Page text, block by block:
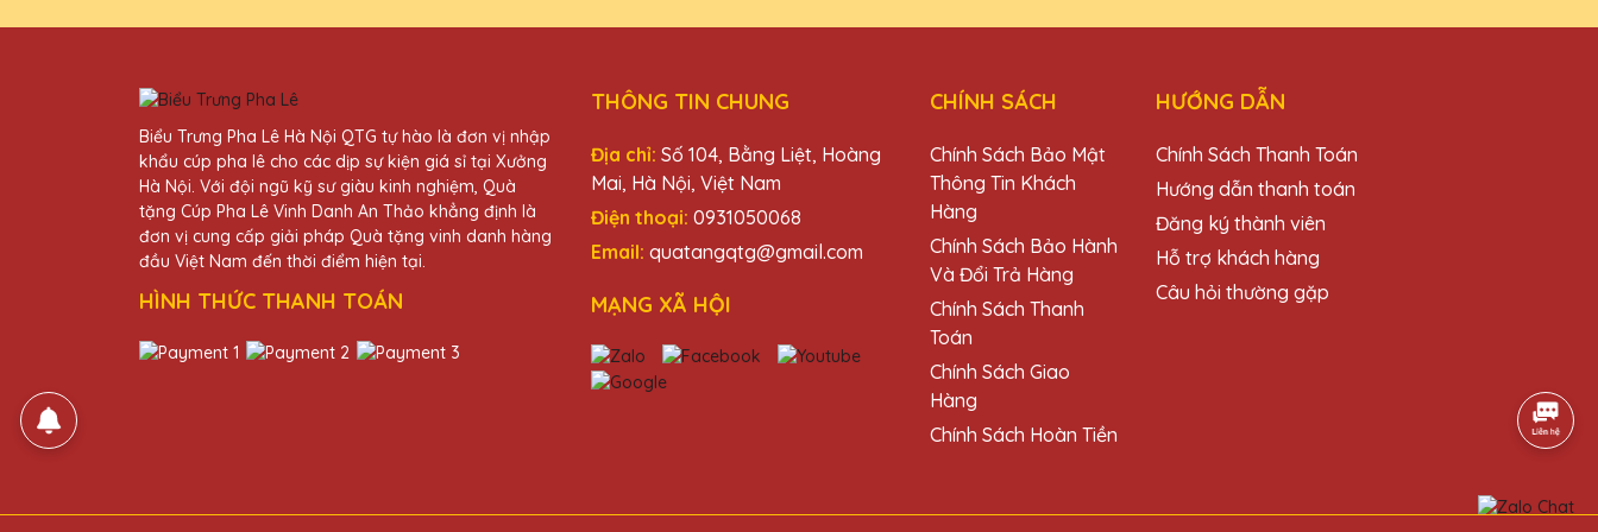
Kỷ niệm chương pha lê tại Quà Tặng Pha Lê QTG thực sự đẳng cấp. Rất tự hào khi trao tặng cho đối tác.
Nguyễn Thị Lan
27/11/2025
Chất lượng pha lê tại Quà Tặng Pha Lê QTG rất tốt, thiết kế đẹp và độc đáo. Rất hài lòng với sản phẩm.
Biểu Trưng Pha Lê Hà Nội QTG tự hào là đơn vị nhập
khẩu cúp pha lê cho các dịp sự kiện giá sỉ tại Xưởng
Hà Nội. Với đội ngũ kỹ sư giàu kinh nghiệm, Quà
tặng Cúp Pha Lê Vinh Danh An Thảo khẳng định là
đơn vị cung cấp giải pháp Quà tặng vinh danh hàng
đầu Việt Nam đến thời điểm hiện tại.
HÌNH THỨC THANH TOÁN
THÔNG TIN CHUNG
Địa chỉ: Số 104, Bằng Liệt, Hoàng
Mai, Hà Nội, Việt Nam
Điện thoại: 0931050068
Email: quatangqtg@gmail.com
MẠNG XÃ HỘI
CHÍNH SÁCH
Chính Sách Bảo Mật
Thông Tin Khách
Hàng
Chính Sách Bảo Hành
Và Đổi Trả Hàng
Chính Sách Thanh
Toán
Chính Sách Giao
Hàng
Chính Sách Hoàn Tiền
HƯỚNG DẪN
Chính Sách Thanh Toán
Hướng dẫn thanh toán
Đăng ký thành viên
Hỗ trợ khách hàng
Câu hỏi thường gặp